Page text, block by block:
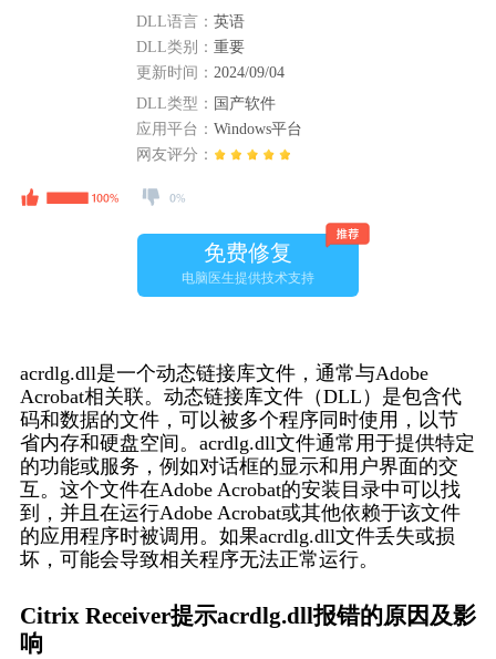
DLL语言： 英语
DLL类别： 重要
更新时间： 2024/09/04
DLL类型： 国产软件
应用平台： Windows平台
网友评分：
免费修复
电脑医生提供技术支持
acrdlg.dll是一个动态链接库文件，通常与Adobe
Acrobat相关联。动态链接库文件（DLL）是包含代
码和数据的文件，可以被多个程序同时使用，以节
省内存和硬盘空间。acrdlg.dll文件通常用于提供特定
的功能或服务，例如对话框的显示和用户界面的交
互。这个文件在Adobe Acrobat的安装目录中可以找
到，并且在运行Adobe Acrobat或其他依赖于该文件
的应用程序时被调用。如果acrdlg.dll文件丢失或损
坏，可能会导致相关程序无法正常运行。
Citrix Receiver提示acrdlg.dll报错的原因及影
响